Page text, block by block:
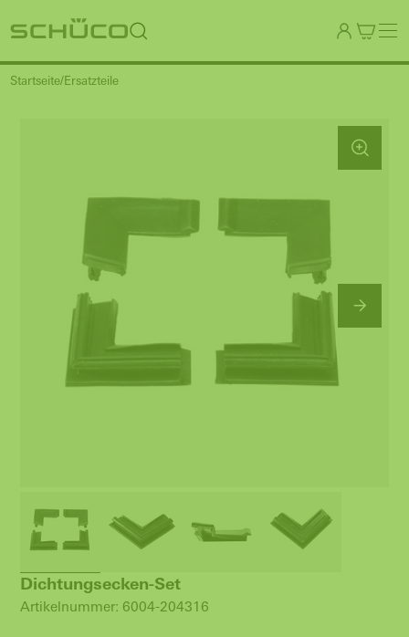
Startseite Ersatzteile
Dichtungsecken-Set
Artikelnummer: 6004-204316